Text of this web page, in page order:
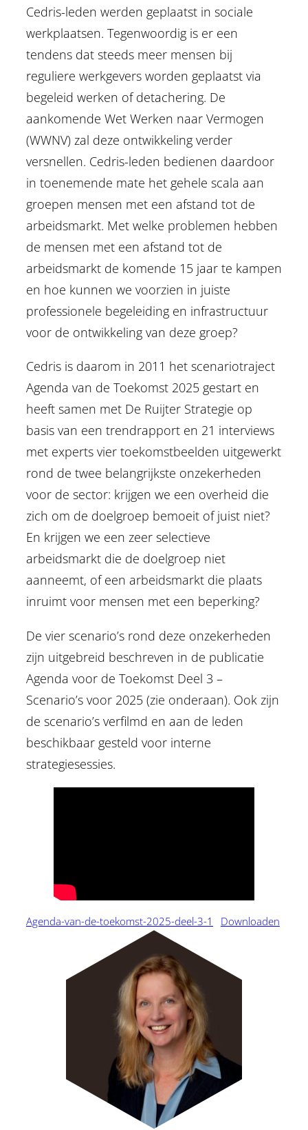
Cedris-leden werden geplaatst in sociale
werkplaatsen. Tegenwoordig is er een
tendens dat steeds meer mensen bij
reguliere werkgevers worden geplaatst via
begeleid werken of detachering. De
aankomende Wet Werken naar Vermogen
(WWNV) zal deze ontwikkeling verder
versnellen. Cedris-leden bedienen daardoor
in toenemende mate het gehele scala aan
groepen mensen met een afstand tot de
arbeidsmarkt. Met welke problemen hebben
de mensen met een afstand tot de
arbeidsmarkt de komende 15 jaar te kampen
en hoe kunnen we voorzien in juiste
professionele begeleiding en infrastructuur
voor de ontwikkeling van deze groep?
Cedris is daarom in 2011 het scenariotraject
Agenda van de Toekomst 2025 gestart en
heeft samen met De Ruijter Strategie op
basis van een trendrapport en 21 interviews
met experts vier toekomstbeelden uitgewerkt
rond de twee belangrijkste onzekerheden
voor de sector: krijgen we een overheid die
zich om de doelgroep bemoeit of juist niet?
En krijgen we een zeer selectieve
arbeidsmarkt die de doelgroep niet
aanneemt, of een arbeidsmarkt die plaats
inruimt voor mensen met een beperking?
De vier scenario’s rond deze onzekerheden
zijn uitgebreid beschreven in de publicatie
Agenda voor de Toekomst Deel 3 –
Scenario’s voor 2025 (zie onderaan). Ook zijn
de scenario’s verfilmd en aan de leden
beschikbaar gesteld voor interne
strategiesessies.
Agenda-van-de-toekomst-2025-deel-3-1 Downloaden